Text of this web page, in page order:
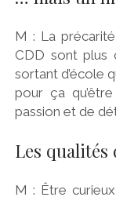
M : La
CDD sont plus
sortant d’école
pour ça
passion et de
Les qualités
M : Être